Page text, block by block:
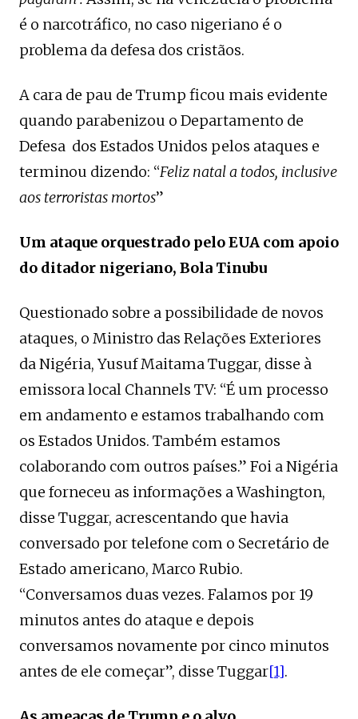
é o narcotráfico, no caso nigeriano é o
problema da defesa dos cristãos.
A cara de pau de Trump ficou mais evidente
quando parabenizou o Departamento de
Defesa dos Estados Unidos pelos ataques e
terminou dizendo: “Feliz natal a todos, inclusive
aos terroristas mortos”
Um ataque orquestrado pelo EUA com apoio
do ditador nigeriano, Bola Tinubu
Questionado sobre a possibilidade de novos
ataques, o Ministro das Relações Exteriores
da Nigéria, Yusuf Maitama Tuggar, disse à
emissora local Channels TV: “É um processo
em andamento e estamos trabalhando com
os Estados Unidos. Também estamos
colaborando com outros países.” Foi a Nigéria
que forneceu as informações a Washington,
disse Tuggar, acrescentando que havia
conversado por telefone com o Secretário de
Estado americano, Marco Rubio.
“Conversamos duas vezes. Falamos por 19
minutos antes do ataque e depois
conversamos novamente por cinco minutos
antes de ele começar”, disse Tuggar[1].